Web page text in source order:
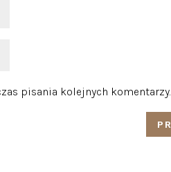
pisania kolejnych komentarzy.